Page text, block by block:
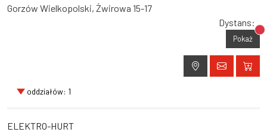
Gorzów Wielkopolski, Żwirowa 15-17
Dystans:
Pokaż
oddziałów: 1
ELEKTRO-HURT